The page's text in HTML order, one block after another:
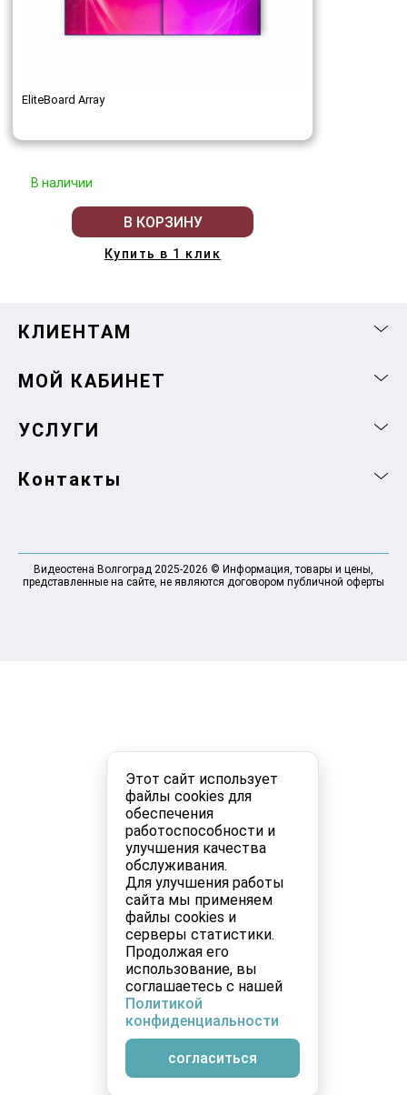
Этот сайт использует
файлы cookies для
обеспечения
работоспособности и
улучшения качества
обслуживания.
Для улучшения работы
сайта мы применяем
файлы cookies и
серверы статистики.
Продолжая его
использование, вы
соглашаетесь с нашей
Политикой
конфиденциальности
согласиться
EliteBoard Array
В наличии
В КОРЗИНУ
Купить в 1 клик
КЛИЕНТАМ
МОЙ КАБИНЕТ
УСЛУГИ
Контакты
Видеостена Волгоград 2025-2026 © Информация, товары и цены,
представленные на сайте, не являются договором публичной оферты